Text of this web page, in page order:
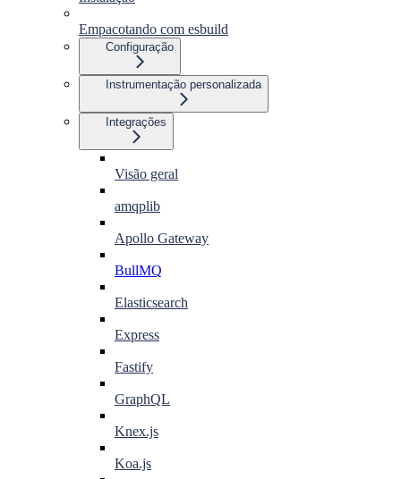
Empacotando com esbuild
Configuração
Instrumentação personalizada
Integrações
Visão geral
amqplib
Apollo Gateway
BullMQ
Elasticsearch
Express
Fastify
GraphQL
Knex.js
Koa.js